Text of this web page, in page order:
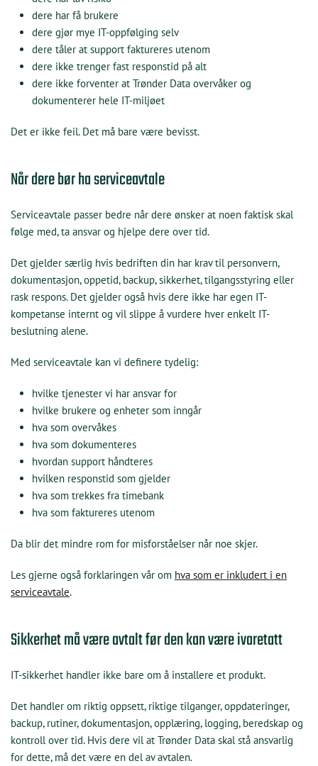
dere har få brukere
dere gjør mye IT-oppfølging selv
dere tåler at support faktureres utenom
dere ikke trenger fast responstid på alt
dere ikke forventer at Trønder Data overvåker og
dokumenterer hele IT-miljøet
Det er ikke feil. Det må bare være bevisst.
Når dere bør ha serviceavtale
Serviceavtale passer bedre når dere ønsker at noen faktisk skal
følge med, ta ansvar og hjelpe dere over tid.
Det gjelder særlig hvis bedriften din har krav til personvern,
dokumentasjon, oppetid, backup, sikkerhet, tilgangsstyring eller
rask respons. Det gjelder også hvis dere ikke har egen IT-
kompetanse internt og vil slippe å vurdere hver enkelt IT-
beslutning alene.
Med serviceavtale kan vi definere tydelig:
hvilke tjenester vi har ansvar for
hvilke brukere og enheter som inngår
hva som overvåkes
hva som dokumenteres
hvordan support håndteres
hvilken responstid som gjelder
hva som trekkes fra timebank
hva som faktureres utenom
Da blir det mindre rom for misforståelser når noe skjer.
Les gjerne også forklaringen vår om hva som er inkludert i en
serviceavtale.
Sikkerhet må være avtalt før den kan være ivaretatt
IT-sikkerhet handler ikke bare om å installere et produkt.
Det handler om riktig oppsett, riktige tilganger, oppdateringer,
backup, rutiner, dokumentasjon, opplæring, logging, beredskap og
kontroll over tid. Hvis dere vil at Trønder Data skal stå ansvarlig
for dette, må det være en del av avtalen.